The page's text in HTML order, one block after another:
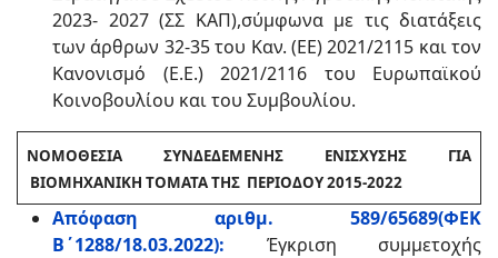
2023- 2027 (ΣΣ ΚΑΠ),σύμφωνα με τις διατάξεις
των άρθρων 32-35 του Καν. (ΕΕ) 2021/2115 και τον
Κανονισμό (Ε.Ε.) 2021/2116 του Ευρωπαϊκού
Κοινοβουλίου και του Συμβουλίου.
ΝΟΜΟΘΕΣΙΑ ΣΥΝΔΕΔΕΜΕΝΗΣ ΕΝΙΣΧΥΣΗΣ ΓΙΑ
ΒΙΟΜΗΧΑΝΙΚΗ ΤΟΜΑΤΑ ΤΗΣ ΠΕΡΙΟΔΟΥ 2015-2022
Απόφαση αριθμ. 589/65689(ΦΕΚ
Β΄1288/18.03.2022): Έγκριση συμμετοχής